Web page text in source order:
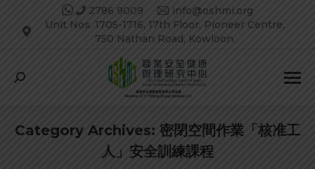
2786 9009
info@oshmi.org
Unit Nos. 1705-1716, 17th Floor, Pioneer Centre,
750 Nathan Road, Kowloon.
Search:
Category Archives: 密閉空間作業「核准工
人」安全訓練課程